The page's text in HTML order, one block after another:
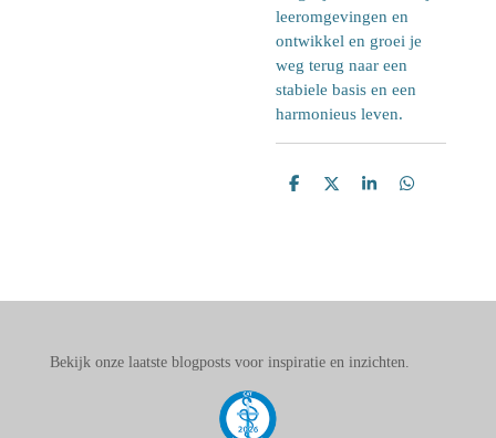
leeromgevingen en
ontwikkel en groei je
weg terug naar een
stabiele basis en een
harmonieus leven.
D
D
S
D
Bekijk onze laatste blogposts voor inspiratie en inzichten.